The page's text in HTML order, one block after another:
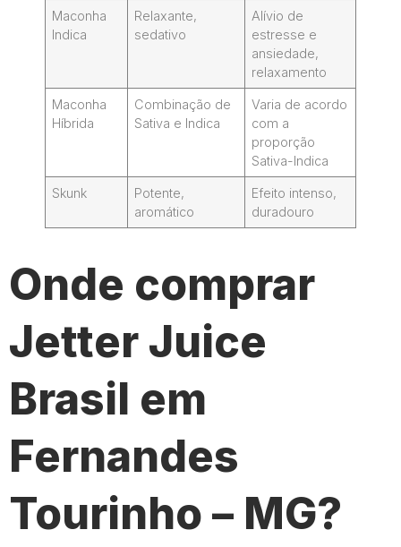
Maconha
Indica
Relaxante,
sedativo
Alívio de
estresse e
ansiedade,
relaxamento
Maconha
Híbrida
Combinação de
Sativa e Indica
Varia de acordo
com a
proporção
Sativa-Indica
Skunk
Potente,
aromático
Efeito intenso,
duradouro
Onde comprar
Jetter Juice
Brasil em
Fernandes
Tourinho – MG?